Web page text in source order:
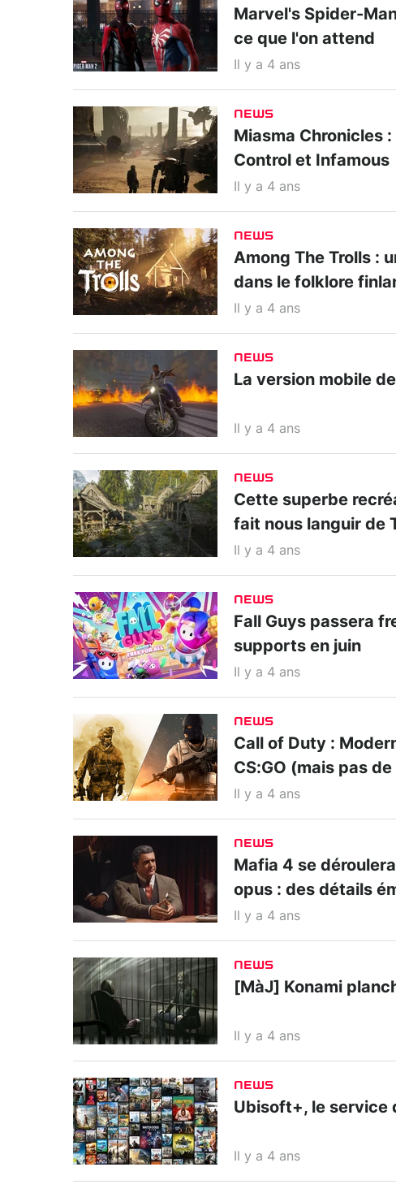
Marvel's Spider-
ce que l'on attend
Il y a 4 ans
NEWS
Miasma Chronicles
Control et Infamous
Il y a 4 ans
NEWS
Among The Trolls :
dans le folklore
Il y a 4 ans
NEWS
La version mobile
Il y a 4 ans
NEWS
Cette superbe
fait nous languir de
Il y a 4 ans
NEWS
Fall Guys passera
supports en juin
Il y a 4 ans
NEWS
Call of Duty :
CS:GO (mais pas
Il y a 4 ans
NEWS
Mafia 4 se
opus : des détails
Il y a 4 ans
NEWS
[MàJ] Konami
Il y a 4 ans
NEWS
Ubisoft+, le service
Il y a 4 ans